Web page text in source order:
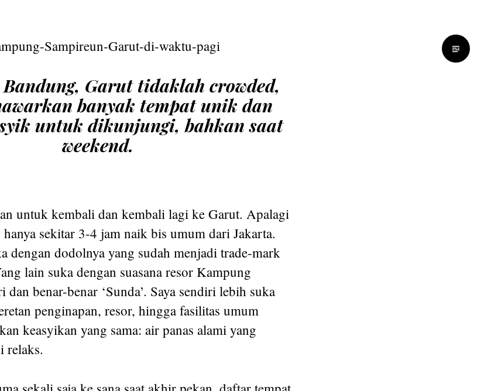
Garut tidaklah crowded,
banyak tempat unik dan
untuk dikunjungi, bahkan saat
weekend.
untuk kembali dan kembali lagi ke Garut. Apalagi
sekitar 3-4 jam naik bis umum dari Jakarta.
dengan dodolnya yang sudah menjadi trade-mark
lain suka dengan suasana resor Kampung
dan benar-benar ‘Sunda’. Saya sendiri lebih suka
penginapan, resor, hingga fasilitas umum
keasyikan yang sama: air panas alami yang
relaks.